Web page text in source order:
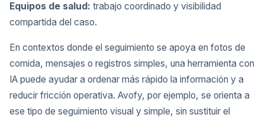
Equipos de salud: trabajo coordinado y visibilidad
compartida del caso.
En contextos donde el seguimiento se apoya en fotos de
comida, mensajes o registros simples, una herramienta con
IA puede ayudar a ordenar más rápido la información y a
reducir fricción operativa. Avofy, por ejemplo, se orienta a
ese tipo de seguimiento visual y simple, sin sustituir el